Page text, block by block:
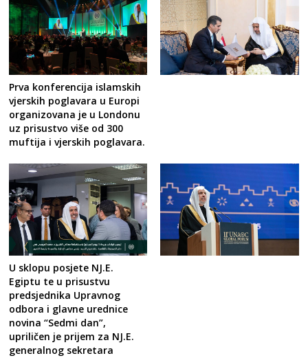
Prva konferencija islamskih
vjerskih poglavara u Europi
organizovana je u Londonu
uz prisustvo više od 300
muftija i vjerskih poglavara.
U sklopu posjete NJ.E.
Egiptu te u prisustvu
predsjednika Upravnog
odbora i glavne urednice
novina “Sedmi dan”,
upriličen je prijem za NJ.E.
generalnog sekretara